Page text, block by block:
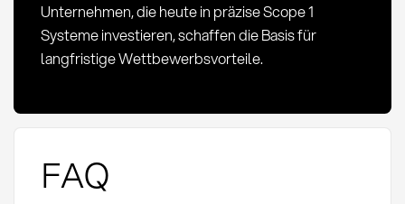
Unternehmen, die heute in präzise Scope 1
Systeme investieren, schaffen die Basis für
langfristige Wettbewerbsvorteile.
FAQ